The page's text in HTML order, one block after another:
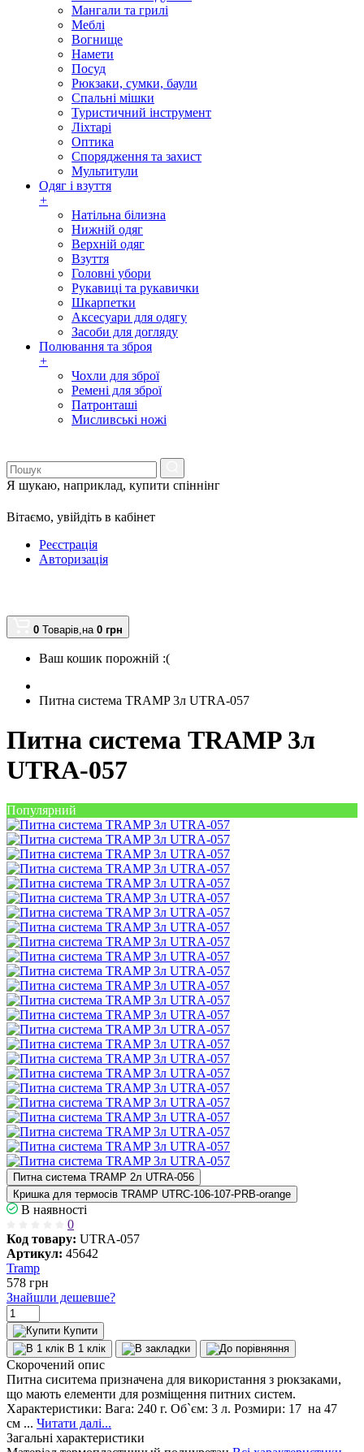
Мангали та грилі
Меблі
Вогнище
Намети
Посуд
Рюкзаки, сумки, баули
Спальні мішки
Туристичний інструмент
Ліхтарі
Оптика
Спорядження та захист
Мультитули
Одяг і взуття
+
Натільна білизна
Нижній одяг
Верхній одяг
Взуття
Головні убори
Рукавиці та рукавички
Шкарпетки
Аксесуари для одягу
Засоби для догляду
Полювання та зброя
+
Чохли для зброї
Ремені для зброї
Патронташі
Мисливські ножі
Я шукаю, наприклад, купити спіннінг
Вітаємо, увійдіть в кабінет
Реєстрація
Авторизація
0 Товарів,на 0 грн
Ваш кошик порожній :(
Питна система TRAMP 3л UTRA-057
Питна система TRAMP 3л
UTRA-057
Популярний
Питна система TRAMP 2л UTRA-056
Кришка для термосів TRAMP UTRC-106-107-PRB-orange
В наявності
0
Код товару: UTRA-057
Артикул: 45642
Tramp
578 грн
Знайшли дешевше?
Купити
В 1 клік
Скорочений опис
Питна сиситема призначена для використання з рюкзаками,
що мають елементи для розміщення питних систем.
Характеристики: Вага: 240 г. Об`єм: 3 л. Розмири: 17 на 47
см ... Читати далі...
Загальні характеристики